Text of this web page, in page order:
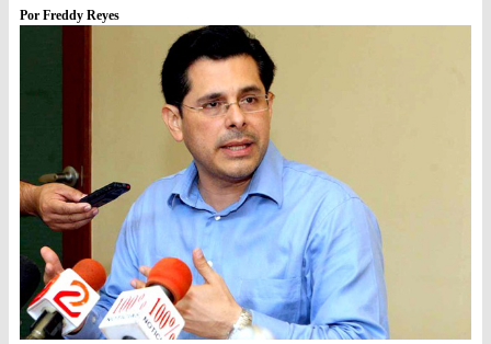
Por Freddy Reyes